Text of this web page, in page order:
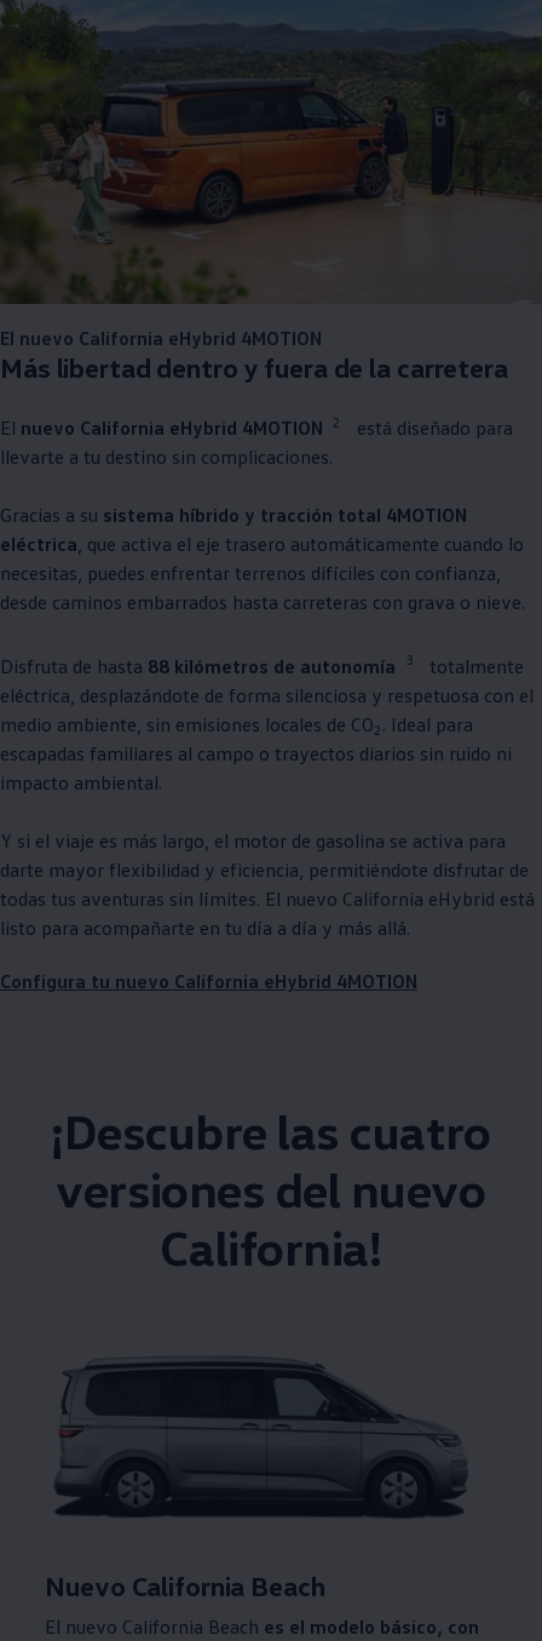
El nuevo California eHybrid 4MOTION
Más libertad dentro y fuera de la carretera
El nuevo California eHybrid 4MOTION 2
está diseñado para
llevarte a tu destino sin complicaciones.
Gracias a su sistema híbrido y tracción total 4MOTION
eléctrica, que activa el eje trasero automáticamente cuando lo
necesitas, puedes enfrentar terrenos difíciles con confianza,
desde caminos embarrados hasta carreteras con grava o nieve.
Disfruta de hasta 88 kilómetros de autonomía 3
totalmente
eléctrica, desplazándote de forma silenciosa y respetuosa con el
medio ambiente, sin emisiones locales de CO2 . Ideal para
escapadas familiares al campo o trayectos diarios sin ruido ni
impacto ambiental.
Y si el viaje es más largo, el motor de gasolina se activa para
darte mayor flexibilidad y eficiencia, permitiéndote disfrutar de
todas tus aventuras sin límites. El nuevo California eHybrid está
listo para acompañarte en tu día a día y más allá.
Configura tu nuevo California eHybrid 4MOTION
¡Descubre las cuatro
versiones del nuevo
California!
Nuevo California Beach
El nuevo California Beach es el modelo básico, con